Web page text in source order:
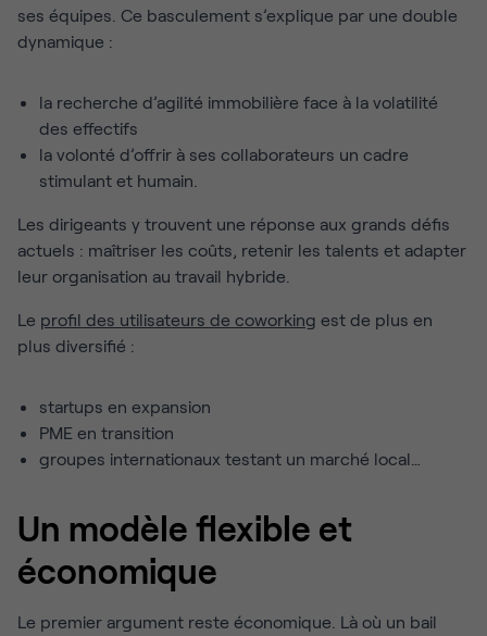
ses équipes. Ce basculement s’explique par une double
dynamique :
la recherche d’agilité immobilière face à la volatilité
des effectifs
la volonté d’offrir à ses collaborateurs un cadre
stimulant et humain.
Les dirigeants y trouvent une réponse aux grands défis
actuels : maîtriser les coûts, retenir les talents et adapter
leur organisation au travail hybride.
Le profil des utilisateurs de coworking est de plus en
plus diversifié :
startups en expansion
PME en transition
groupes internationaux testant un marché local…
Un modèle flexible et
économique
Le premier argument reste économique. Là où un bail